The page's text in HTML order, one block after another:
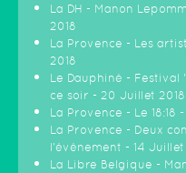
La DH - Manon
2018
La Provence - Les
2018
Le Dauphiné -
ce soir - 20 Juillet 2018
La Provence - Le 18:18
La Provence - Deux
l'événement - 14 Juillet
La Libre Belgique -